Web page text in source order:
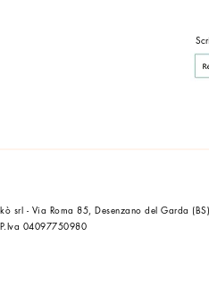
- Via Roma 85, Desenzano del Garda
P.Iva 04097750980